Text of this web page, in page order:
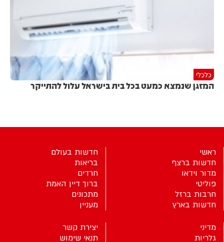
כלכלי
המזגן שנמצא כמעט בכל בית בישראל עלול להתייקר
ראשי
חדשות ברצף
מדור וידאו
פוליטי
חרבות ברזל
חדשות בארץ
חדשות בעולם
בריאות
חרדים
ברוך דיין האמת
מתכונים
מעניין
מדיני
גלריות
יצירת קשר
תנאי שימוש